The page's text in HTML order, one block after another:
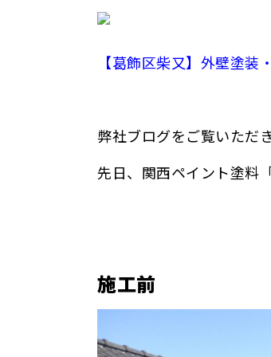
【葛飾区柴又】外壁塗装
弊社ブログをご覧いただ
先日、関西ペイント塗料
施工前